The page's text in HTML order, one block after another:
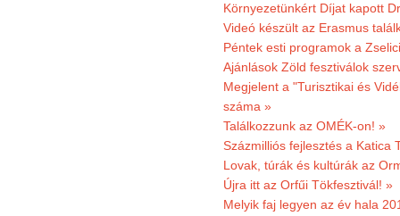
Környezetünkért Díjat kapott
Videó készült az Erasmus
Péntek esti programok a
Ajánlások Zöld fesztiválok
Megjelent a "Turisztikai és
száma »
Találkozzunk az OMÉK-on! »
Százmilliós fejlesztés a Katica
Lovak, túrák és kultúrák az
Újra itt az Orfűi Tökfesztivál! »
Melyik faj legyen az év hala